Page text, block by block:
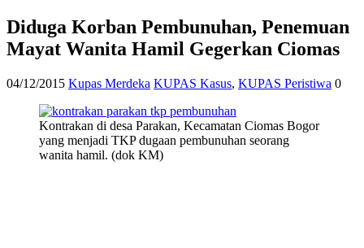
Diduga Korban Pembunuhan, Penemuan
Mayat Wanita Hamil Gegerkan Ciomas
04/12/2015 Kupas Merdeka KUPAS Kasus, KUPAS Peristiwa 0
Kontrakan di desa Parakan, Kecamatan Ciomas Bogor
yang menjadi TKP dugaan pembunuhan seorang
wanita hamil. (dok KM)